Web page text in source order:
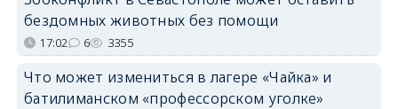
бездомных животных без помощи
17:02 6 3355
Что может измениться в лагере «Чайка» и
батилиманском «профессорском уголке»